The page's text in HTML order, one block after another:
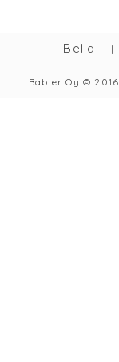
Bella |
Babler Oy © 2016